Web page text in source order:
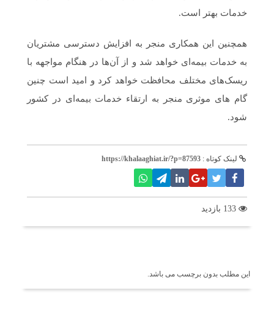
خدمات بهتر است.
همچنین این همکاری منجر به افزایش دسترسی مشتریان
به خدمات بیمه‌ای خواهد شد و از آن‌ها در هنگام مواجهه با
ریسک‌های مختلف محافظت خواهد کرد و امید است چنین
گام های موثری منجر به ارتقاء خدمات بیمه‌ای در کشور
شود.
لینک کوتاه : https://khalaaghiat.ir/?p=87593
این مطلب بدون برچسب می باشد.